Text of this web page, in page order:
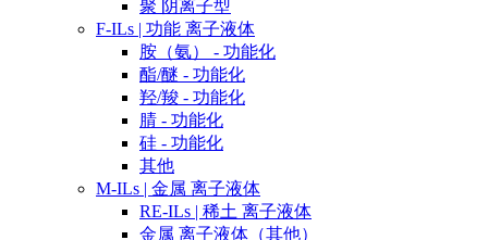
聚 阴离子型
F-ILs | 功能 离子液体
胺（氨） - 功能化
酯/醚 - 功能化
羟/羧 - 功能化
腈 - 功能化
硅 - 功能化
其他
M-ILs | 金属 离子液体
RE-ILs | 稀土 离子液体
金属 离子液体（其他）